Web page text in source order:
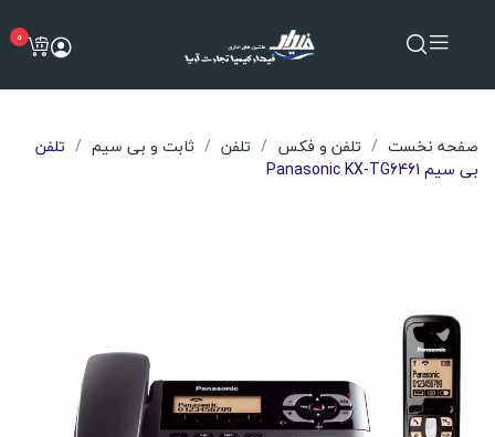
0
صفحه نخست تلفن و فکس تلفن ثابت و بی سیم
تلفن
بی سیم Panasonic KX-TG6461